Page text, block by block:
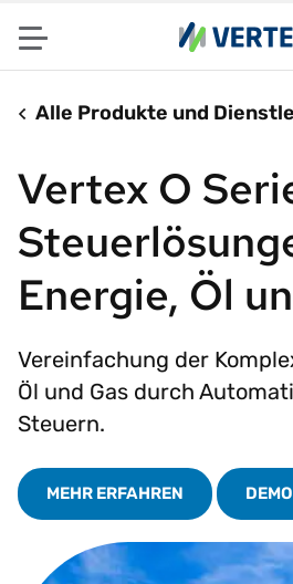
Menu
Alle Produkte und
Vertex O
Energie, Öl
Vereinfachung der
Öl und Gas durch
Steuern.
MEHR ERFAHREN